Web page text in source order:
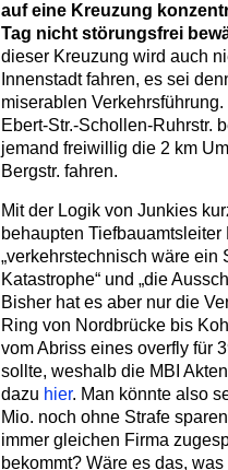
auf eine Kreuzung
Tag nicht störungsfrei
dieser Kreuzung wird auch
Innenstadt fahren, es sei
miserablen
Ebert-Str.-Schollen-Ruhrstr.
jemand freiwillig die 2 km
Bergstr. fahren.
Mit der Logik von Junkies
behaupten
„verkehrstechnisch wäre ein
Katastrophe“ und „die
Bisher hat es aber nur die
Ring von Nordbrücke bis
vom Abriss eines overfly für
sollte, weshalb die MBI
dazu hier. Man könnte also
Mio. noch ohne Strafe
immer gleichen Firma
bekommt? Wäre es das,